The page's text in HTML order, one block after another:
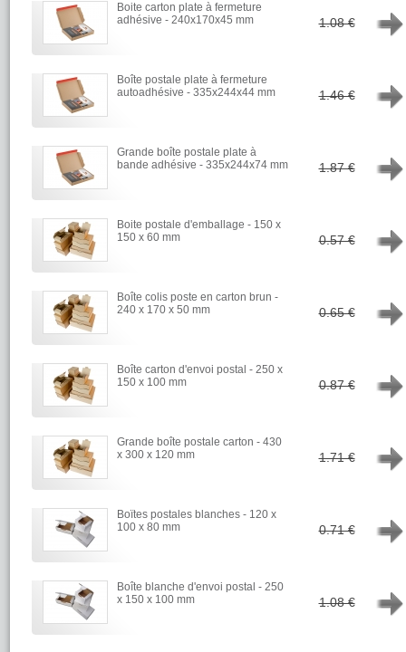
Boite carton plate à fermeture
adhésive - 240x170x45 mm
1.08 €
Boîte postale plate à fermeture
autoadhésive - 335x244x44 mm
1.46 €
Grande boîte postale plate à
bande adhésive - 335x244x74 mm
1.87 €
Boite postale d'emballage - 150 x
150 x 60 mm
0.57 €
Boîte colis poste en carton brun -
240 x 170 x 50 mm
0.65 €
Boîte carton d'envoi postal - 250 x
150 x 100 mm
0.87 €
Grande boîte postale carton - 430
x 300 x 120 mm
1.71 €
Boïtes postales blanches - 120 x
100 x 80 mm
0.71 €
Boîte blanche d'envoi postal - 250
x 150 x 100 mm
1.08 €